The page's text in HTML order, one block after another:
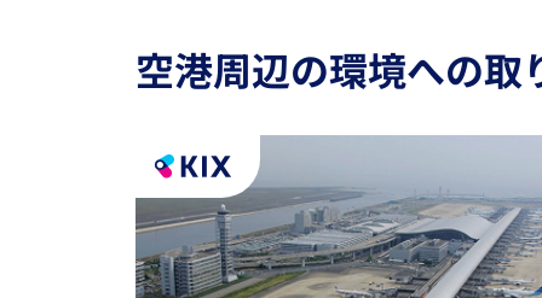
空港周辺の環境への取